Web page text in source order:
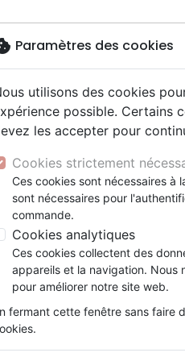
Testaments
Couple
ansLatino, Folk
Soul
animés
conférences
chrétiennes
:
favorite_border
Paramètres des cookies
utilisons des cookies
possible. Certains
les accepter pour
Cookies strictement
Ces cookies sont nécessaires à
sont nécessaires pour
commande.
Cookies analytiques
Ces cookies collectent des
appareils et la navigation. Nous
pour améliorer notre site web.
fermant cette fenêtre sans faire